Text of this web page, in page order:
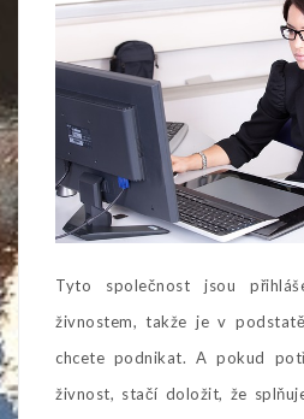
Tyto společnost jsou
živnostem, takže je v
chcete podnikat. A pokud
živnost, stačí doložit, že